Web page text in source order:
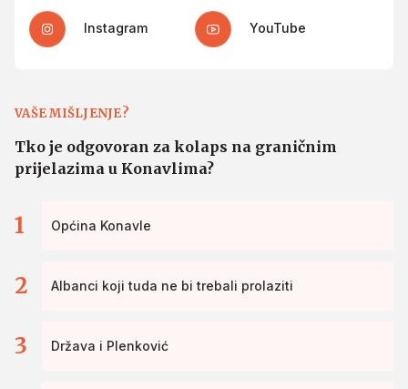
Instagram YouTube
VAŠE MIŠLJENJE?
Tko je odgovoran za kolaps na graničnim
prijelazima u Konavlima?
1 Općina Konavle
2 Albanci koji tuda ne bi trebali prolaziti
3 Država i Plenković